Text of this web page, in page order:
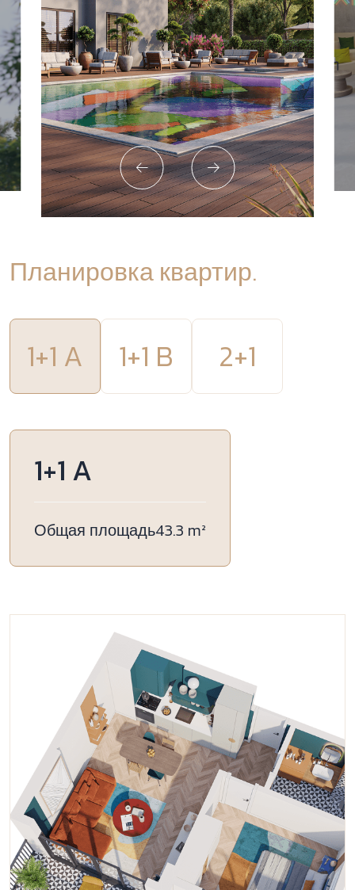
Планировка квартир.
1+1 A 1+1 B 2+1
1+1 A
Общая площадь43.3 m²